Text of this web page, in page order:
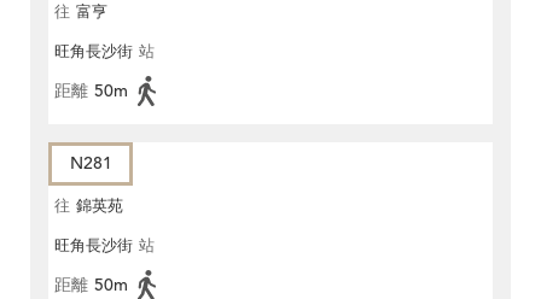
往 富亨
旺角長沙街 站
距離 50m
N281
往 錦英苑
旺角長沙街 站
距離 50m